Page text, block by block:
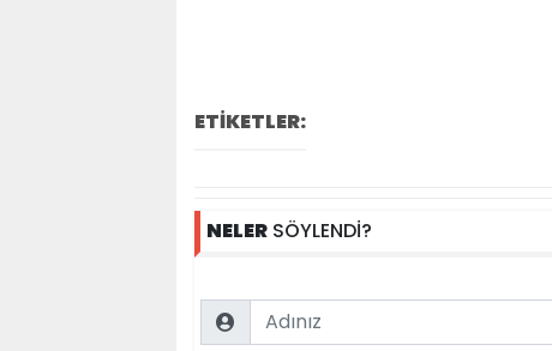
ETİKETLER:
NELER SÖYLENDİ?
Name